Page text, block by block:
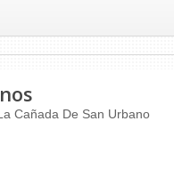
Cañada De San Urbano